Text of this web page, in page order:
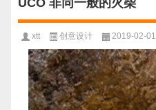
UCO 非同一般的火柴
xtt 创意设计 2019-02-01